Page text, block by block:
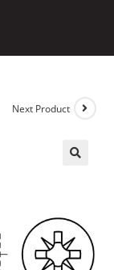
Next Product